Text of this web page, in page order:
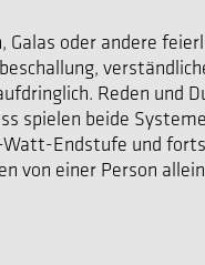
oder andere
Reden und
spielen beide
Endstufe und
von einer Person